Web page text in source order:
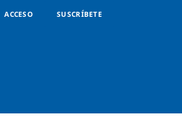
ACCESO SUSCRÍBETE